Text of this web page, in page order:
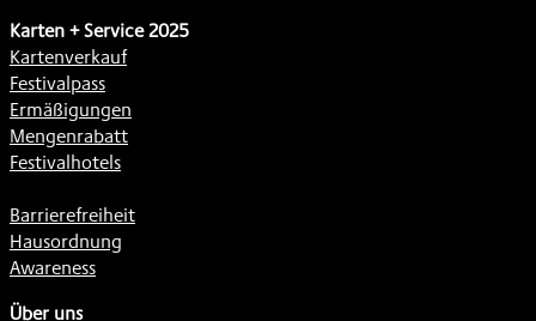
Karten + Service 2025
Kartenverkauf
Festivalpass
Ermäßigungen
Mengenrabatt
Festivalhotels
Barrierefreiheit
Hausordnung
Awareness
Über uns